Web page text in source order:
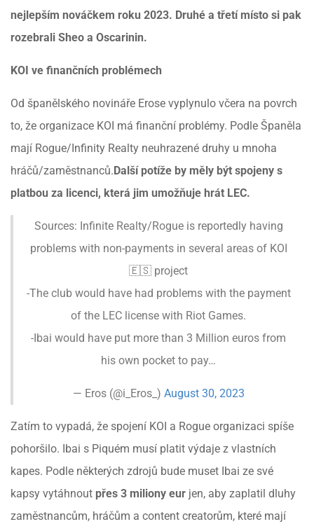
nejlepším nováčkem roku 2023. Druhé a třetí místo si pak
rozebrali Sheo a Oscarinin.
KOI ve finančních problémech
Od španělského novináře Erose vyplynulo včera na povrch
to, že organizace KOI má finanční problémy. Podle Španěla
mají Rogue/Infinity Realty neuhrazené druhy u mnoha
hráčů/zaměstnanců.Další potíže by měly být spojeny s
platbou za licenci, která jim umožňuje hrát LEC.
Sources: Infinite Realty/Rogue is reportedly having
problems with non-payments in several areas of KOI
🇪🇸 project
-The club would have had problems with the payment
of the LEC license with Riot Games.
-Ibai would have put more than 3 Million euros from
his own pocket to pay…
— Eros (@i_Eros_) August 30, 2023
Zatím to vypadá, že spojení KOI a Rogue organizaci spíše
pohoršilo. Ibai s Piquém musí platit výdaje z vlastních
kapes. Podle některých zdrojů bude muset Ibai ze své
kapsy vytáhnout přes 3 miliony eur jen, aby zaplatil dluhy
zaměstnancům, hráčům a content creatorům, které mají